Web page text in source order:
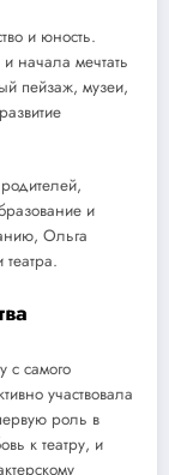
и юность.
начала мечтать
пейзаж, музеи,
и
Ольга
с самого
участвовала
роль в
к театру, и